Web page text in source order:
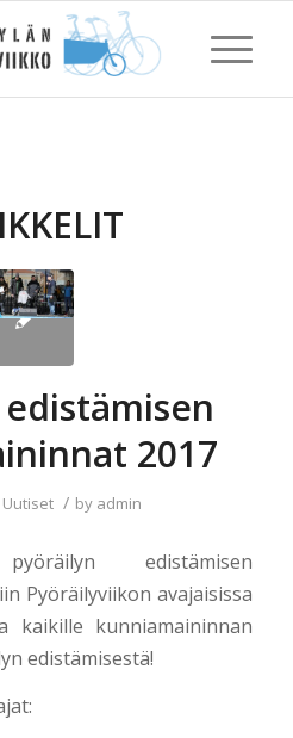
2017
Uutiset / by admin
edistämisen
Pyöräilyviikon avajaisissa
kaikille kunniamaininnan
edistämisestä!